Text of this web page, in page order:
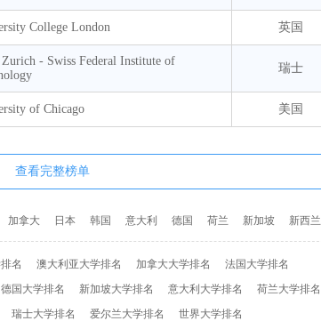
College London 英国
- Swiss Federal Institute of
瑞士
of Chicago 美国
查看完整榜单
加拿大 日本 韩国 意大利 德国 荷兰 新加坡 新西兰
名 澳大利亚大学排名 加拿大大学排名
法国大学排名
德国大学排名
新加坡大学排名 意大利大学排名
荷兰大学排名
瑞士大学排名
爱尔兰大学排名 世界大学排名